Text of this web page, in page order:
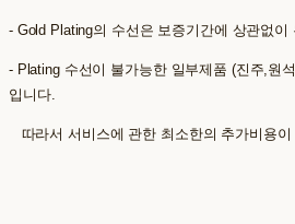
- Gold Plating의 수선은 보증기간에 상관없이
- Plating 수선이 불가능한 일부제품 (진주,원
입니다.
따라서 서비스에 관한 최소한의 추가비용이